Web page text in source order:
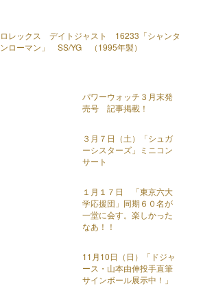
ロレックス デイトジャスト 16233「シャンタ
ンローマン」 SS/YG （1995年製）
パワーウォッチ３月末発
売号 記事掲載！
３月７日（土）「シュガ
ーシスターズ」ミニコン
サート
１月１７日 「東京六大
学応援団」同期６０名が
一堂に会す。楽しかった
なあ！！
11月10日（日）「ドジャ
ース・山本由伸投手直筆
サインボール展示中！」